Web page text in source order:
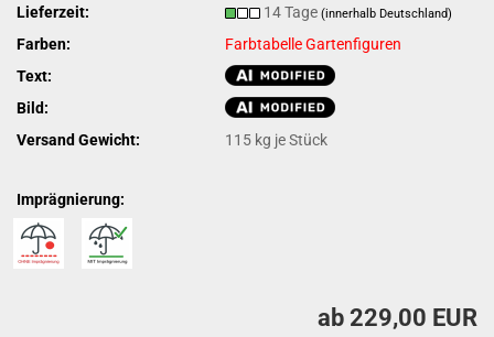
Lieferzeit:
14 Tage(innerhalb Deutschland)
Farben:
Farbtabelle Gartenfiguren
Text:
Bild:
Versand Gewicht:
115 kg je Stück
Imprägnierung:
ab 229,00 EUR